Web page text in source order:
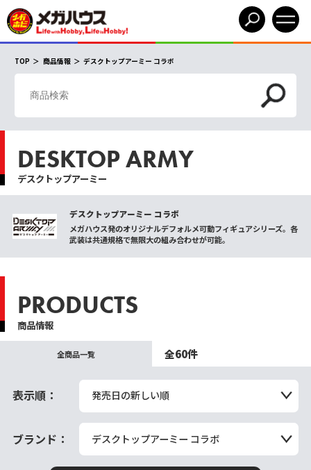
TOP 商品情報 デスクトップアーミー コラボ
DESKTOP ARMY
デスクトップアーミー
デスクトップアーミー コラボ
メガハウス発のオリジナルデフォルメ可動フィギュアシリーズ。各
武装は共通規格で無限大の組み合わせが可能。
PRODUCTS
商品情報
全商品一覧 全60件
表示順： 発売日の新しい順
ブランド： デスクトップアーミー コラボ